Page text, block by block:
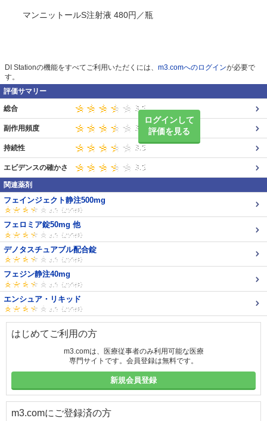
マンニットールS注射液 480円／瓶
DI Stationの機能をすべてご利用いただくには、 m3.comへのログインが必要で
す。
評価サマリー
ログインして
評価を見る
総合
副作用頻度
持続性
エビデンスの確かさ
関連薬剤
フェインジェクト静注500mg
フェロミア錠50mg 他
デノタスチュアブル配合錠
フェジン静注40mg
エンシュア・リキッド
はじめてご利用の方
m3.comは、医療従事者のみ利用可能な医療
専門サイトです。会員登録は無料です。
新規会員登録
m3.comにご登録済の方